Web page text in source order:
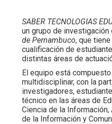
SABER TECNOLOGIAS
un grupo de investigación
de Pernambuco, que
cualificación de
distintas áreas de
El equipo está
multidisciplinar, con la
investigadores,
técnico en las áreas de
Ciencia de la
de la Información y